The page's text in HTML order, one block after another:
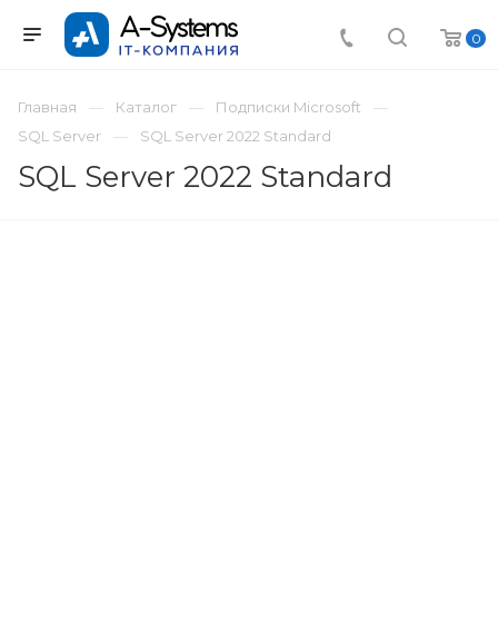
0
Главная Каталог
Подписки Microsoft
SQL Server
SQL Server 2022 Standard
SQL Server 2022 Standard